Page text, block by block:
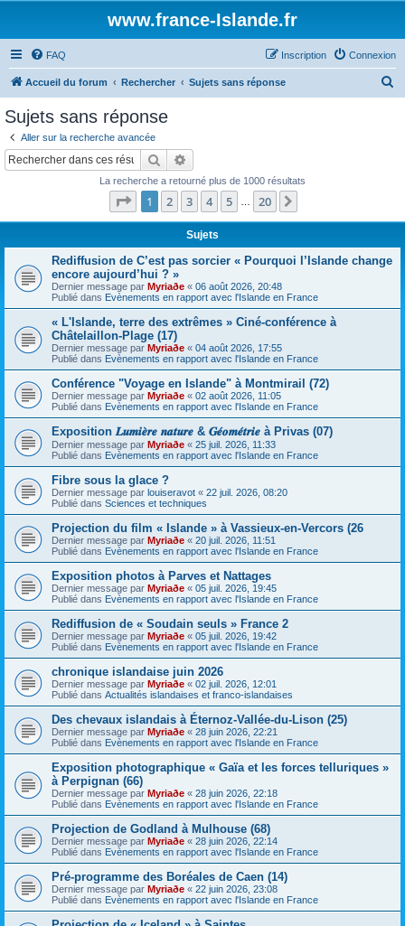
www.france-Islande.fr
FAQ Connexion
Inscription
Accueil du forum Rechercher Sujets sans réponse
Sujets sans réponse
Aller sur la recherche avancée
Rechercher
La recherche a retourné plus de 1000 résultats
Page 1sur20
1 2 3 4 5 20
Sujets
Rediffusion de C’est pas sorcier « Pourquoi l’Islande change
encore aujourd’hui ? »
Dernier message par Myriaðe « 06 août 2026, 20:48
Publié dans Evènements en rapport avec l'Islande en France
« L'Islande, terre des extrêmes » Ciné-conférence à
Châtelaillon-Plage (17)
Dernier message par Myriaðe « 04 août 2026, 17:55
Publié dans Evènements en rapport avec l'Islande en France
Conférence "Voyage en Islande" à Montmirail (72)
Dernier message par Myriaðe « 02 août 2026, 11:05
Publié dans Evènements en rapport avec l'Islande en France
Exposition 𝑳𝒖𝒎𝒊𝒆̀𝒓𝒆 𝒏𝒂𝒕𝒖𝒓𝒆 & 𝑮𝒆́𝒐𝒎𝒆́𝒕𝒓𝒊𝒆 à Privas (07)
Dernier message par Myriaðe « 25 juil. 2026, 11:33
Publié dans Evènements en rapport avec l'Islande en France
Fibre sous la glace ?
Dernier message par louiseravot « 22 juil. 2026, 08:20
Publié dans Sciences et techniques
Projection du film « Islande » à Vassieux-en-Vercors (26
Dernier message par Myriaðe « 20 juil. 2026, 11:51
Publié dans Evènements en rapport avec l'Islande en France
Exposition photos à Parves et Nattages
Dernier message par Myriaðe « 05 juil. 2026, 19:45
Publié dans Evènements en rapport avec l'Islande en France
Rediffusion de « Soudain seuls » France 2
Dernier message par Myriaðe « 05 juil. 2026, 19:42
Publié dans Evènements en rapport avec l'Islande en France
chronique islandaise juin 2026
Dernier message par Myriaðe « 02 juil. 2026, 12:01
Publié dans Actualités islandaises et franco-islandaises
Des chevaux islandais à Éternoz-Vallée-du-Lison (25)
Dernier message par Myriaðe « 28 juin 2026, 22:21
Publié dans Evènements en rapport avec l'Islande en France
Exposition photographique « Gaïa et les forces telluriques »
à Perpignan (66)
Dernier message par Myriaðe « 28 juin 2026, 22:18
Publié dans Evènements en rapport avec l'Islande en France
Projection de Godland à Mulhouse (68)
Dernier message par Myriaðe « 28 juin 2026, 22:14
Publié dans Evènements en rapport avec l'Islande en France
Pré-programme des Boréales de Caen (14)
Dernier message par Myriaðe « 22 juin 2026, 23:08
Publié dans Evènements en rapport avec l'Islande en France